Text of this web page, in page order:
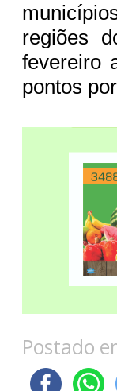
regiões
fevereiro
pontos
Postado